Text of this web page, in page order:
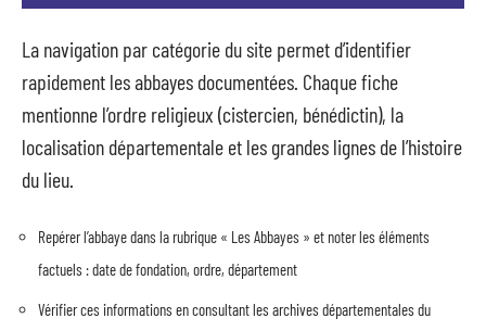
La navigation par catégorie du site permet d’identifier
rapidement les abbayes documentées. Chaque fiche
mentionne l’ordre religieux (cistercien, bénédictin), la
localisation départementale et les grandes lignes de l’histoire
du lieu.
Repérer l’abbaye dans la rubrique « Les Abbayes » et noter les éléments
factuels : date de fondation, ordre, département
Vérifier ces informations en consultant les archives départementales du